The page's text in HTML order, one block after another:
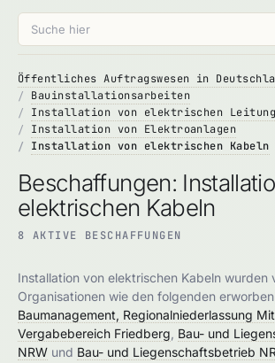
Öffentliches Auftragswesen in
Bauinstallationsarbeiten
Installation von elektrischen
Installation von Elektroanlagen
Installation von elektrischen Kabeln
Beschaffungen:
elektrischen Kabeln
8 AKTIVE BESCHAFFUNGEN
Installation von elektrischen Kabeln wurden
Organisationen wie den folgenden erworben
Baumanagement, Regionalniederlassung
Vergabebereich Friedberg Bau- und
NRW und Bau- und Liegenschaftsbetrieb